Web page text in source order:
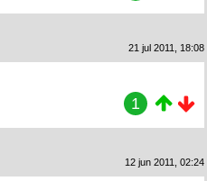
21 jul 2011, 18:08
1
12 jun 2011, 02:24